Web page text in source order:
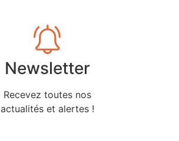
Newsletter
Recevez toutes nos
actualités et alertes !